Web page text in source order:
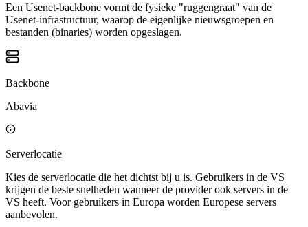
Een Usenet-backbone vormt de fysieke "ruggengraat" van de
Usenet-infrastructuur, waarop de eigenlijke nieuwsgroepen en
bestanden (binaries) worden opgeslagen.
Backbone
Abavia
Serverlocatie
Kies de serverlocatie die het dichtst bij u is. Gebruikers in de VS
krijgen de beste snelheden wanneer de provider ook servers in de
VS heeft. Voor gebruikers in Europa worden Europese servers
aanbevolen.